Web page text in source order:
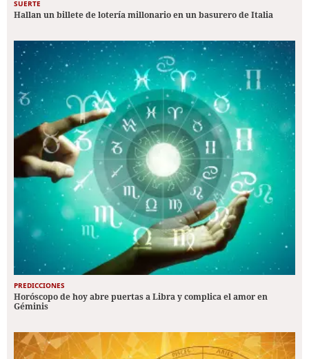
SUERTE
Hallan un billete de lotería millonario en un basurero de Italia
PREDICCIONES
Horóscopo de hoy abre puertas a Libra y complica el amor en
Géminis